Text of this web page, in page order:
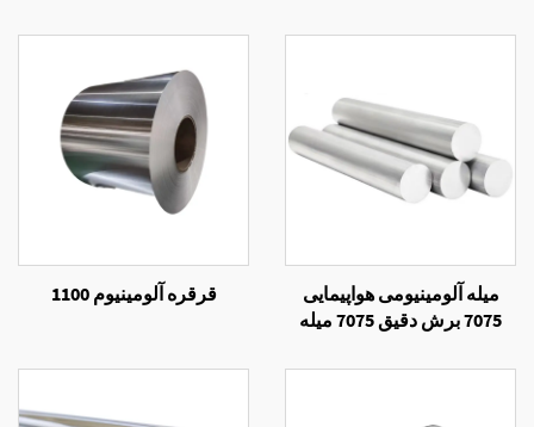
میله آلومینیومی هواپیمایی
7075 برش دقیق 7075 میله
قرقره آلومینیوم 1100